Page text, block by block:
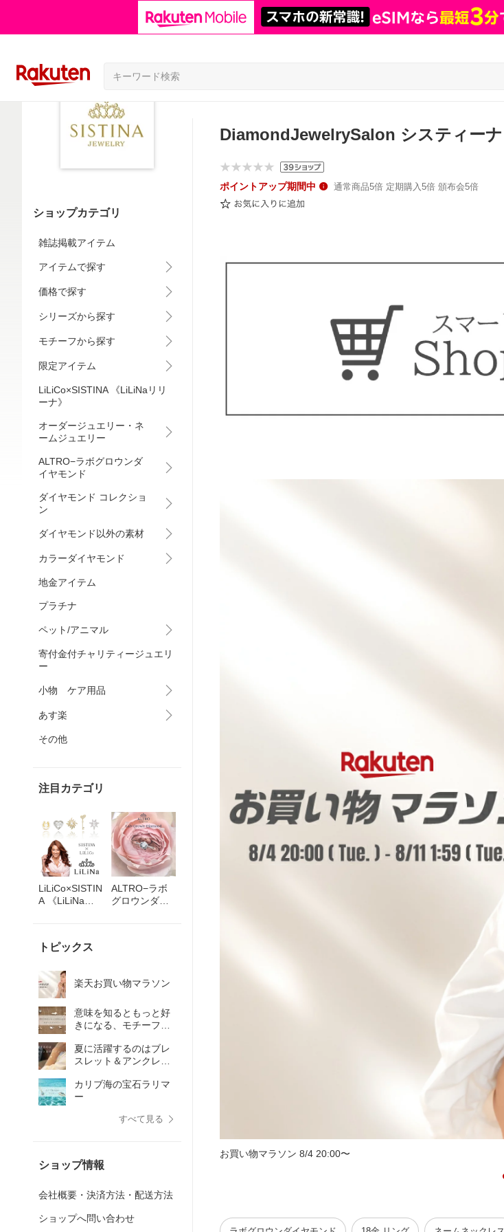
ショップカテゴリ
雑誌掲載アイテム
アイテムで探す
価格で探す
シリーズから探す
モチーフから探す
限定アイテム
LiLiCo×SISTINA 《LiLiNaリリ
ーナ》
オーダージュエリー・ネ
ームジュエリー
ALTRO−ラボグロウンダ
イヤモンド
ダイヤモンド コレクショ
ン
ダイヤモンド以外の素材
カラーダイヤモンド
地金アイテム
プラチナ
ペット/アニマル
寄付金付チャリティージュエリ
ー
小物 ケア用品
あす楽
その他
注目カテゴリ
LiLiCo×SISTIN
A 《LiLiNaリ
ALTRO−ラボ
グロウンダイ
トピックス
楽天お買い物マラソン
意味を知るともっと好
きになる、モチーフジ
夏に活躍するのはブレ
スレット＆アンクレッ
カリブ海の宝石ラリマ
ー
すべて見る
ショップ情報
会社概要・決済方法・配送方法
ショップへ問い合わせ
DiamondJewelrySalon システィーナ
ポイントアップ期間中 通常商品5倍 定期購入5倍 頒布会5倍
お買い物マラソン 8/4 20:00〜